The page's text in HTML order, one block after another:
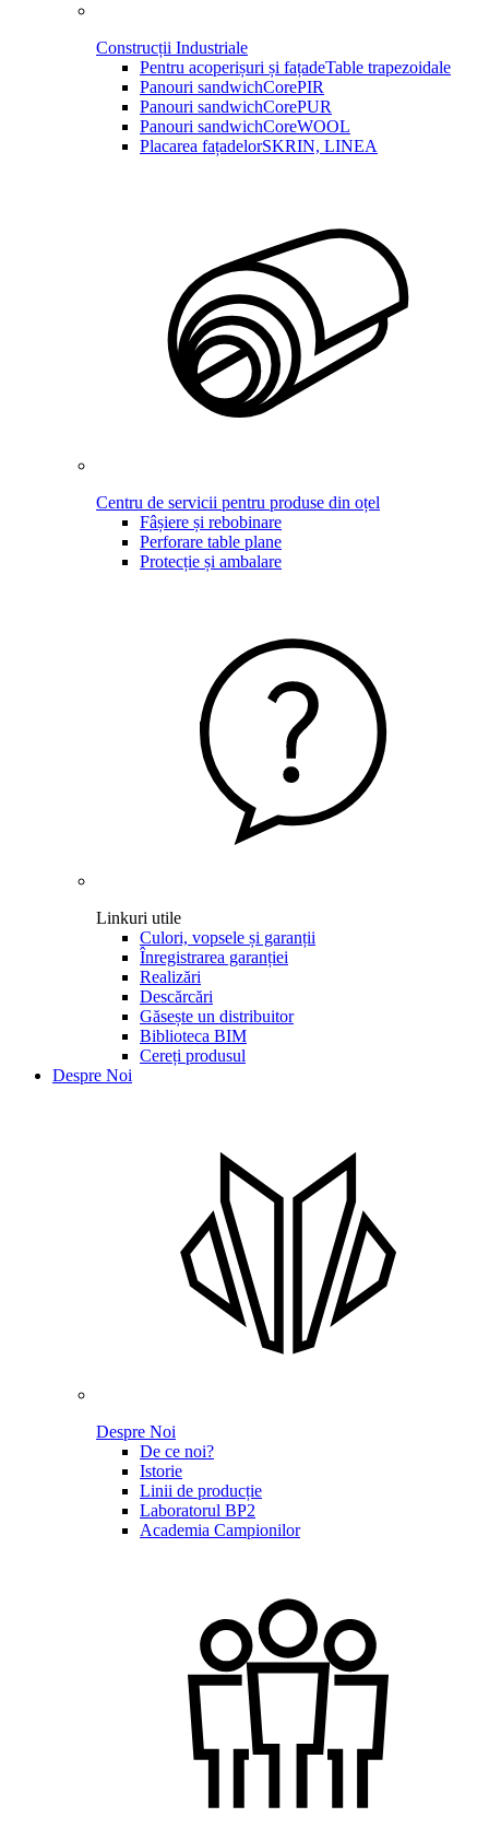
Construcții Industriale
Pentru acoperișuri și fațadeTable trapezoidale
Panouri sandwichCorePIR
Panouri sandwichCorePUR
Panouri sandwichCoreWOOL
Placarea fațadelorSKRIN, LINEA
Centru de servicii pentru produse din oțel
Fâșiere și rebobinare
Perforare table plane
Protecție și ambalare
Linkuri utile
Culori, vopsele și garanții
Înregistrarea garanției
Realizări
Descărcări
Găsește un distribuitor
Biblioteca BIM
Cereți produsul
Despre Noi
Despre Noi
De ce noi?
Istorie
Linii de producție
Laboratorul BP2
Academia Campionilor